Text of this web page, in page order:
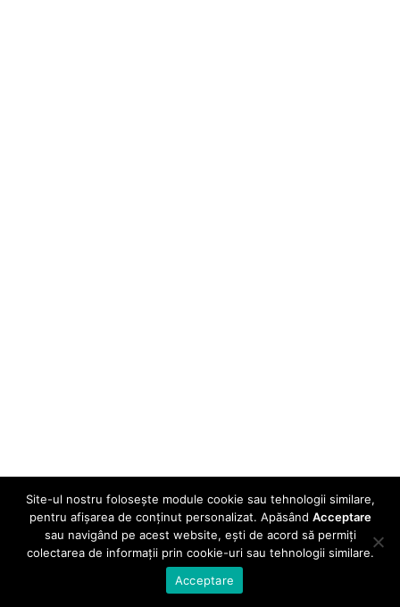
Site-ul nostru folosește module cookie sau tehnologii similare,
pentru afișarea de conținut personalizat. Apăsând Acceptare
sau navigând pe acest website, ești de acord să permiți
colectarea de informații prin cookie-uri sau tehnologii similare.
Acceptare